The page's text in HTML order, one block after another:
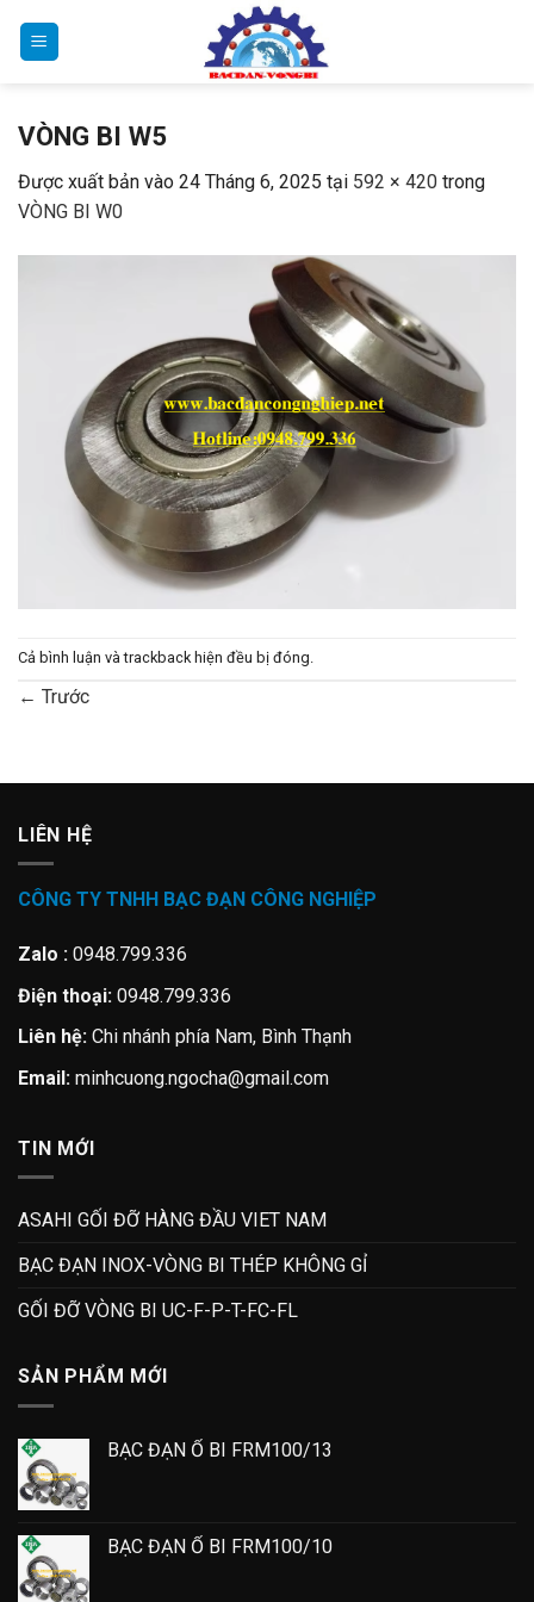
VÒNG BI W5
Được xuất bản vào 24 Tháng 6, 2025 tại 592 × 420 trong
VÒNG BI W0
Cả bình luận và trackback hiện đều bị đóng.
← Trước
LIÊN HỆ
CÔNG TY TNHH BẠC ĐẠN CÔNG NGHIỆP
Zalo : 0948.799.336
Điện thoại: 0948.799.336
Liên hệ: Chi nhánh phía Nam, Bình Thạnh
Email: minhcuong.ngocha@gmail.com
TIN MỚI
ASAHI GỐI ĐỠ HÀNG ĐẦU VIET NAM
BẠC ĐẠN INOX-VÒNG BI THÉP KHÔNG GỈ
GỐI ĐỠ VÒNG BI UC-F-P-T-FC-FL
SẢN PHẨM MỚI
BẠC ĐẠN Ổ BI FRM100/13
BẠC ĐẠN Ổ BI FRM100/10